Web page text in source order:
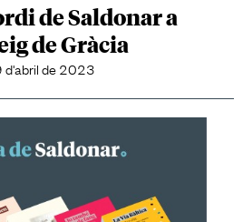
de Saldonar a
de Gràcia
d'abril de 2023